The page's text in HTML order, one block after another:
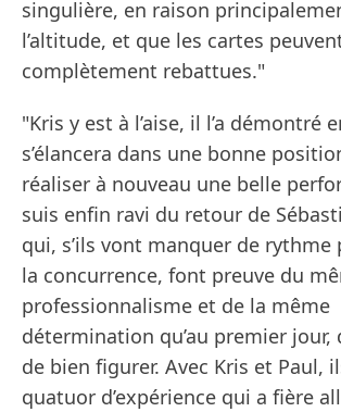
singulière, en raison
l’altitude, et que les cartes
complètement rebattues."
"Kris y est à l’aise, il l’a démontré
s’élancera dans une bonne
réaliser à nouveau une belle
suis enfin ravi du retour de
qui, s’ils vont manquer de rythme
la concurrence, font preuve du
professionnalisme et de la même
détermination qu’au premier jour,
de bien figurer. Avec Kris et Paul,
quatuor d’expérience qui a fière